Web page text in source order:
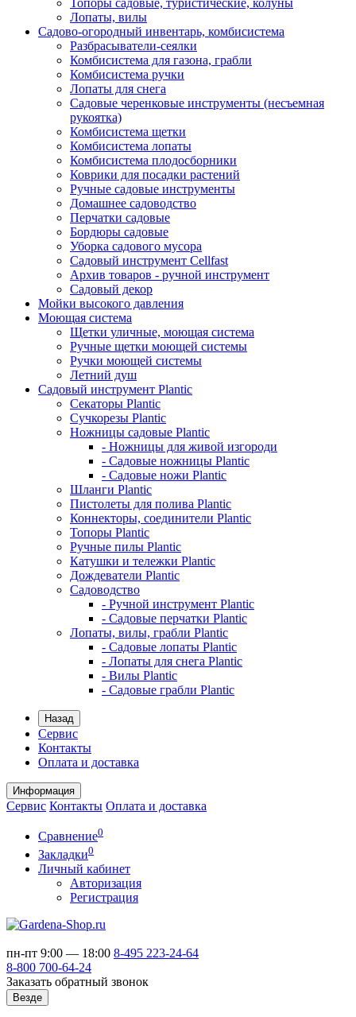
Топоры садовые, туристические, колуны
Лопаты, вилы
Садово-огородный инвентарь, комбисистема
Разбрасыватели-сеялки
Комбисистема для газона, грабли
Комбисистема ручки
Лопаты для снега
Садовые черенковые инструменты (несъемная
рукоятка)
Комбисистема щетки
Комбисистема лопаты
Комбисистема плодосборники
Коврики для посадки растений
Ручные садовые инструменты
Домашнее садоводство
Перчатки садовые
Бордюры садовые
Уборка садового мусора
Садовый инструмент Cellfast
Архив товаров - ручной инструмент
Садовый декор
Мойки высокого давления
Моющая система
Щетки уличные, моющая система
Ручные щетки моющей системы
Ручки моющей системы
Летний душ
Садовый инструмент Plantic
Секаторы Plantic
Сучкорезы Plantic
Ножницы садовые Plantic
- Ножницы для живой изгороди
- Садовые ножницы Plantic
- Садовые ножи Plantic
Шланги Plantic
Пистолеты для полива Plantic
Коннекторы, соединители Plantic
Топоры Plantic
Ручные пилы Plantic
Катушки и тележки Plantic
Дождеватели Plantic
Садоводство
- Ручной инструмент Plantic
- Садовые перчатки Plantic
Лопаты, вилы, грабли Plantic
- Садовые лопаты Plantic
- Лопаты для снега Plantic
- Вилы Plantic
- Садовые грабли Plantic
Назад
Сервис
Контакты
Оплата и доставка
Информация
Сервис Контакты Оплата и доставка
Сравнение0
Закладки0
Личный кабинет
Авторизация
Регистрация
пн-пт 9:00 — 18:00 8-495 223-24-64
8-800 700-64-24
Заказать обратный звонок
Везде